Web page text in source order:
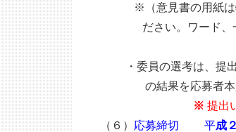
※（意見書の用紙は特
ださい。ワード、一太
・委員の選考は、提出
の結果を応募者本人
※ 提出
（６） 応募締切 平成